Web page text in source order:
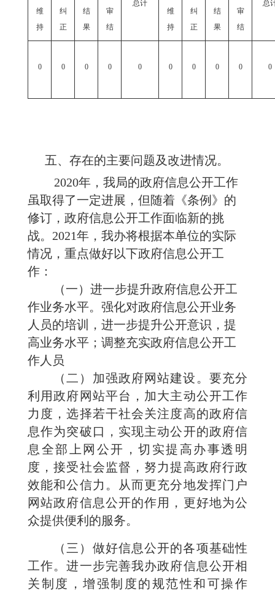
维
持
纠
正
结
果
审
结
总计
维
持
纠
正
结
果
审
结
总
0 0 0 0 0 0 0 0 0 0
五、存在的主要问题及改进情况。
2020年，我局的政府信息公开工作
虽取得了一定进展，但随着《条例》的
修订，政府信息公开工作面临新的挑
战。 2021年，我办将根据本单位的实际
情况，重点做好以下政府信息公开工
作：
（一）进一步提升政府信息公开工
作业务水平。强化对政府信息公开业务
人员的培训，进一步提升公开意识，提
高业务水平；调整充实政府信息公开工
作人员
（二）加强政府网站建设。要充分
利用政府网站平台，加大主动公开工作
力度，选择若干社会关注度高的政府信
息作为突破口，实现主动公开的政府信
息全部上网公开，切实提高办事透明
度，接受社会监督，努力提高政府行政
效能和公信力。从而更充分地发挥门户
网站政府信息公开的作用，更好地为公
众提供便利的服务。
（三）做好信息公开的各项基础性
工作。进一步完善我办政府信息公开相
关制度，增强制度的规范性和可操作